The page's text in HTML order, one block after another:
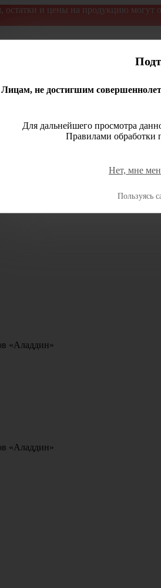
и цены на продукцию могут
«Аладдин»
«Аладдин»
Лицам, не достигшим
Для дальнейшего просмотра
Правилами обработки
Нет, мне
Пользуясь